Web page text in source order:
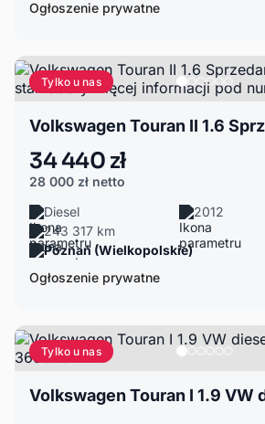
Ogłoszenie prywatne
Tylko u nas
34 440 zł
28 000 zł netto
Diesel
2012
243 317 km
Poznań (Wielkopolskie)
Ogłoszenie prywatne
Tylko u nas